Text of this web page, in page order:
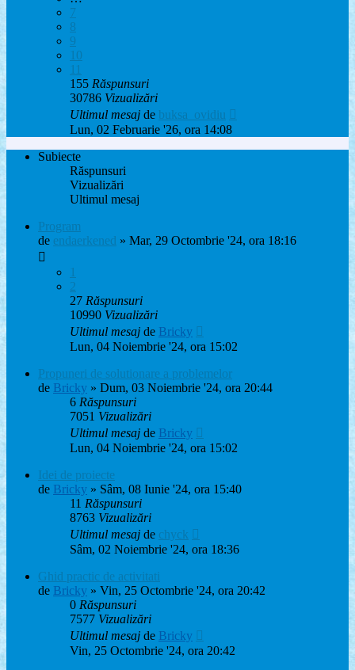
7
8
9
10
11
155 Răspunsuri
30786 Vizualizări
Ultimul mesaj de buksa_ovidiu
Lun, 02 Februarie '26, ora 14:08
Subiecte
Răspunsuri
Vizualizări
Ultimul mesaj
Program
de endaerkened » Mar, 29 Octombrie '24, ora 18:16
1
2
27 Răspunsuri
10990 Vizualizări
Ultimul mesaj de Bricky
Lun, 04 Noiembrie '24, ora 15:02
Propuneri de solutionare a problemelor
de Bricky » Dum, 03 Noiembrie '24, ora 20:44
6 Răspunsuri
7051 Vizualizări
Ultimul mesaj de Bricky
Lun, 04 Noiembrie '24, ora 15:02
Idei de proiecte
de Bricky » Sâm, 08 Iunie '24, ora 15:40
11 Răspunsuri
8763 Vizualizări
Ultimul mesaj de chyck
Sâm, 02 Noiembrie '24, ora 18:36
Ghid practic de activitati
de Bricky » Vin, 25 Octombrie '24, ora 20:42
0 Răspunsuri
7577 Vizualizări
Ultimul mesaj de Bricky
Vin, 25 Octombrie '24, ora 20:42